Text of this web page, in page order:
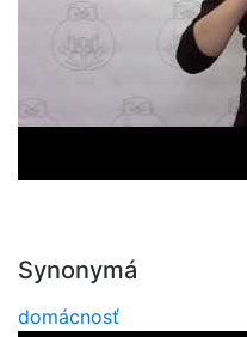
Synonymá
domácnosť